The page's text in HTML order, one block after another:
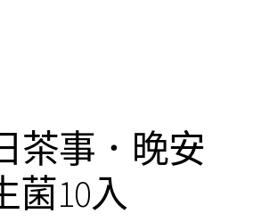
茶事．晚安
菌10入